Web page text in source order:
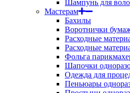
Шампунь для
Мастерам
Бахилы
Воротнички
Расходные
Расходные
Фольга
Шапочки
Одежда для
Пеньюары